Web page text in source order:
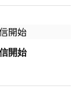
開始